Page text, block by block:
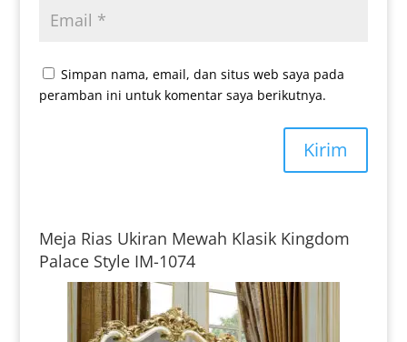
Simpan nama, email, dan situs web saya pada
peramban ini untuk komentar saya berikutnya.
Kirim
Meja Rias Ukiran Mewah Klasik Kingdom
Palace Style IM-1074